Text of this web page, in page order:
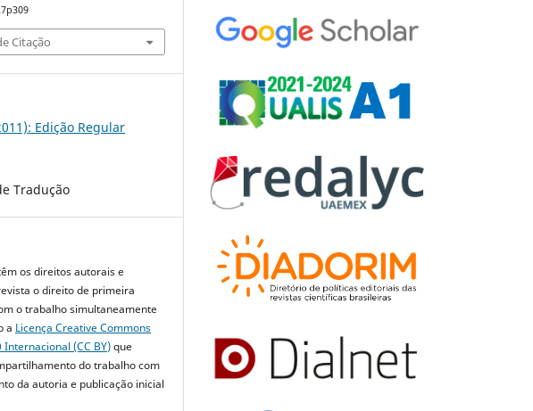
Citação
Edição Regular
Tradução
os direitos autorais e
o direito de primeira
o trabalho simultaneamente
a Licença Creative Commons
(CC BY)que
do trabalho com
da autoria e publicação inicial